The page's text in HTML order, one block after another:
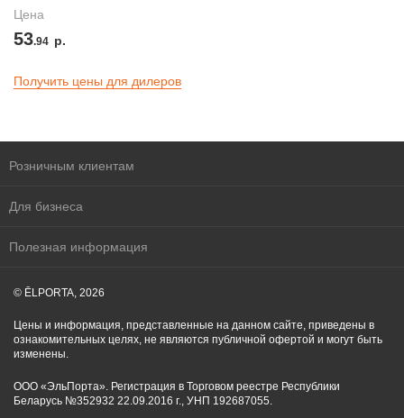
Цена
53.94 р.
Получить цены для дилеров
Розничным клиентам
Для бизнеса
Полезная информация
© ĒLPORTA, 2026
Цены и информация, представленные на данном сайте, приведены в
ознакомительных целях, не являются публичной офертой и могут быть
изменены.
ООО «ЭльПорта». Регистрация в Торговом реестре Республики
Беларусь №352932 22.09.2016 г., УНП 192687055.